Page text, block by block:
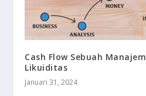
Cash Flow Sebuah
Likuiditas
Januari 31, 2024